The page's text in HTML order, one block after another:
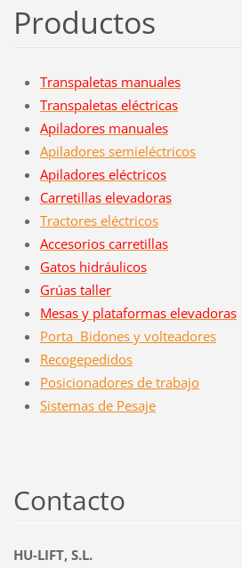
Productos
Transpaletas manuales
Transpaletas eléctricas
Apiladores manuales
Apiladores semieléctricos
Apiladores eléctricos
Carretillas elevadoras
Tractores eléctricos
Accesorios carretillas
Gatos hidráulicos
Grúas taller
Mesas y plataformas elevadoras
Porta Bidones y volteadores
Recogepedidos
Posicionadores de trabajo
Sistemas de Pesaje
Contacto
HU-LIFT, S.L.